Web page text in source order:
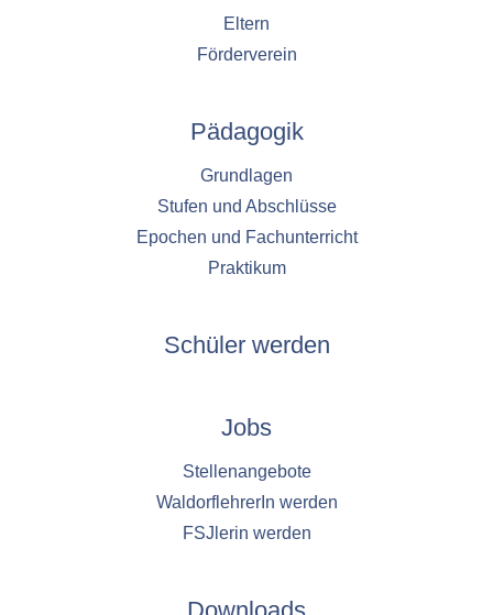
Eltern
Förderverein
Pädagogik
Grundlagen
Stufen und Abschlüsse
Epochen und Fachunterricht
Praktikum
Schüler werden
Jobs
Stellenangebote
WaldorflehrerIn werden
FSJlerin werden